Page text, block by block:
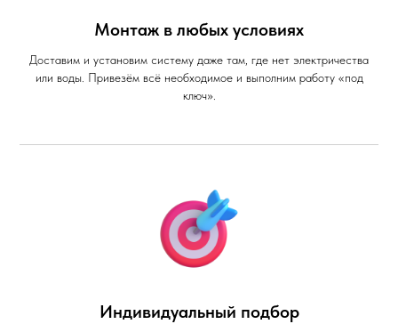
Монтаж в любых условиях
Доставим и установим систему даже там, где нет электричества
или воды. Привезём всё необходимое и выполним работу «под
ключ».
Индивидуальный подбор